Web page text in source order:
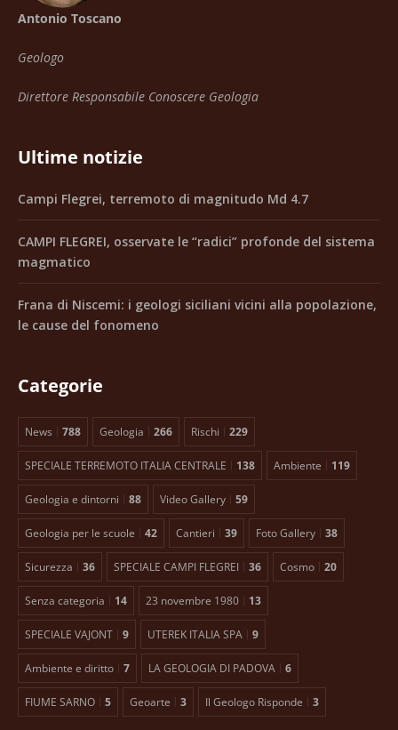
Antonio Toscano
Geologo
Direttore Responsabile Conoscere Geologia
Ultime notizie
Campi Flegrei, terremoto di magnitudo Md 4.7
CAMPI FLEGREI, osservate le “radici” profonde del sistema
magmatico
Frana di Niscemi: i geologi siciliani vicini alla popolazione,
le cause del fonomeno
Categorie
News 788 Geologia 266 Rischi 229
SPECIALE TERREMOTO ITALIA CENTRALE 138 Ambiente 119
Geologia e dintorni 88 Video Gallery 59
Geologia per le scuole 42 Cantieri 39 Foto Gallery 38
Sicurezza 36 SPECIALE CAMPI FLEGREI 36 Cosmo 20
Senza categoria 14 23 novembre 1980 13
SPECIALE VAJONT 9 UTEREK ITALIA SPA 9
Ambiente e diritto 7 LA GEOLOGIA DI PADOVA 6
FIUME SARNO 5 Geoarte 3 Il Geologo Risponde 3